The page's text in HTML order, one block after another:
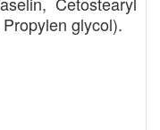
glycol).